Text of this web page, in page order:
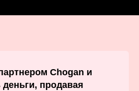
Chogan и
продавая